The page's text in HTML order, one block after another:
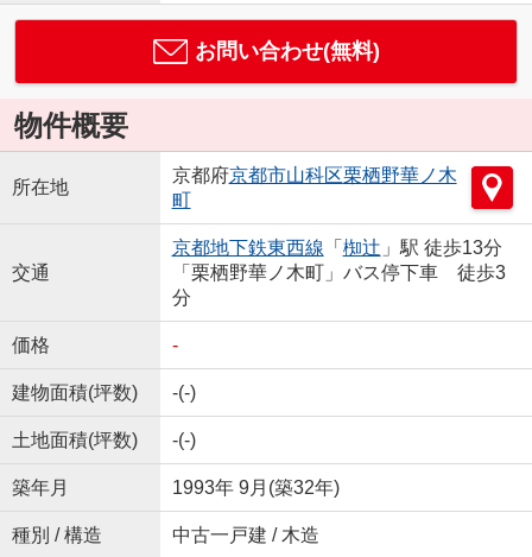
お問い合わせ(無料)
物件概要
所在地
京都府京都市山科区栗栖野華ノ木
町
交通
京都地下鉄東西線 「 椥辻 」駅 徒歩13分
「栗栖野華ノ木町」バス停下車 徒歩3
分
価格 -
建物面積(坪数) -(-)
土地面積(坪数) -(-)
築年月 1993年 9月(築32年)
種別 / 構造 中古一戸建 / 木造